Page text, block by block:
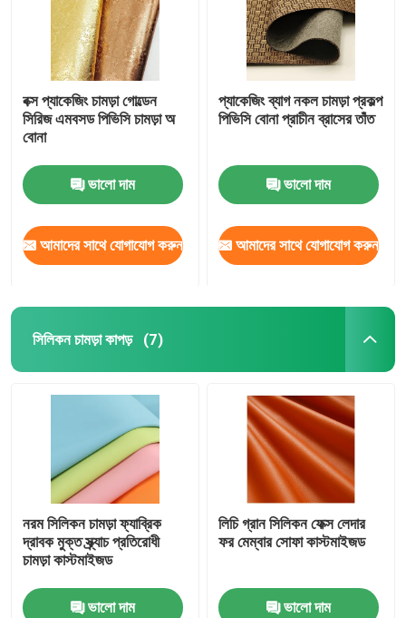
বক্স প্যাকেজিং চামড়া গোল্ডেন
সিরিজ এমবসড পিভিসি চামড়া অ
বোনা
ভালো দাম
আমাদের সাথে যোগাযোগ করুন
প্যাকেজিং ব্যাগ নকল চামড়া প্রকল্প
পিভিসি বোনা প্রাচীন ব্রাসের তাঁত
ভালো দাম
আমাদের সাথে যোগাযোগ করুন
সিলিকন চামড়া কাপড় (7)
নরম সিলিকন চামড়া ফ্যাব্রিক
দ্রাবক মুক্ত স্ক্র্যাচ প্রতিরোধী
চামড়া কাস্টমাইজড
ভালো দাম
লিচি গ্রান সিলিকন ফেক্স লেদার
ফর মেম্বার সোফা কাস্টমাইজড
ভালো দাম